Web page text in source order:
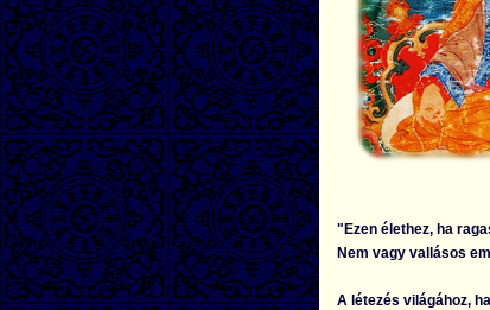
"Ezen élethez, ha
Nem vagy vallásos
A létezés világához,